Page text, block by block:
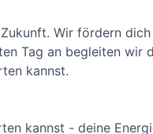
Wir fördern
Tag an begleiten
kannst.
kannst - deine